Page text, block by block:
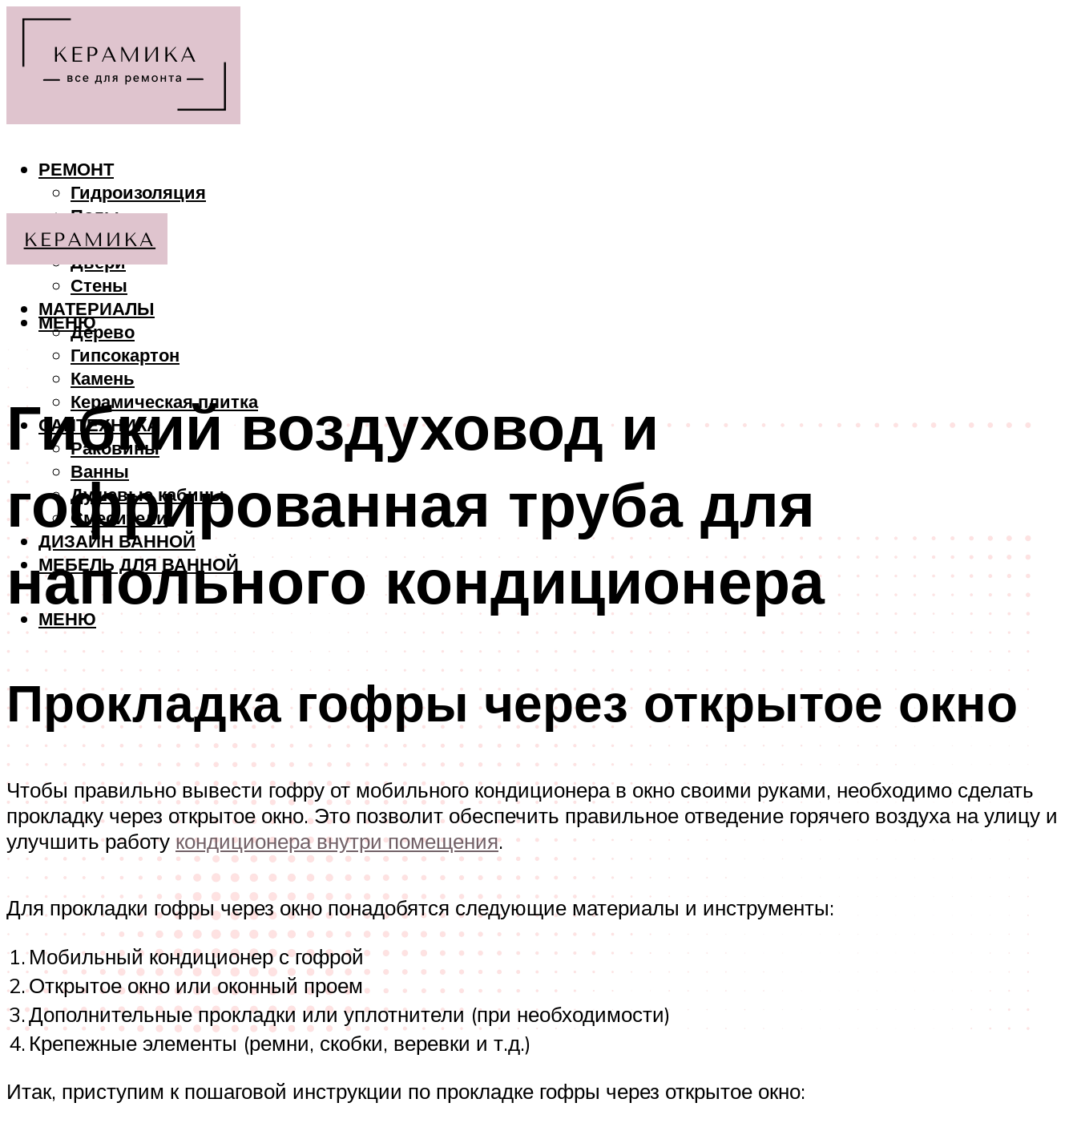
РЕМОНТ
Гидроизоляция
Полы
Потолки
Двери
Стены
МАТЕРИАЛЫ
Дерево
Гипсокартон
Камень
Керамическая плитка
САНТЕХНИКА
Раковины
Ванны
Душевые кабины
Смесители
ДИЗАЙН ВАННОЙ
МЕБЕЛЬ ДЛЯ ВАННОЙ
МЕНЮ
МЕНЮ
Гибкий воздуховод и
гофрированная труба для
напольного кондиционера
Прокладка гофры через открытое окно
Чтобы правильно вывести гофру от мобильного кондиционера в окно своими руками, необходимо сделать
прокладку через открытое окно. Это позволит обеспечить правильное отведение горячего воздуха на улицу и
улучшить работу кондиционера внутри помещения.
Для прокладки гофры через окно понадобятся следующие материалы и инструменты:
1. Мобильный кондиционер с гофрой
2.Открытое окно или оконный проем
3.Дополнительные прокладки или уплотнители (при необходимости)
4. Крепежные элементы (ремни, скобки, веревки и т.д.)
Итак, приступим к пошаговой инструкции по прокладке гофры через открытое окно: